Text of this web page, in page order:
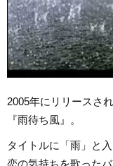
2005年にリリースさ
『雨待ち風』。
タイトルに「雨」と
恋の気持ちを歌ったバ